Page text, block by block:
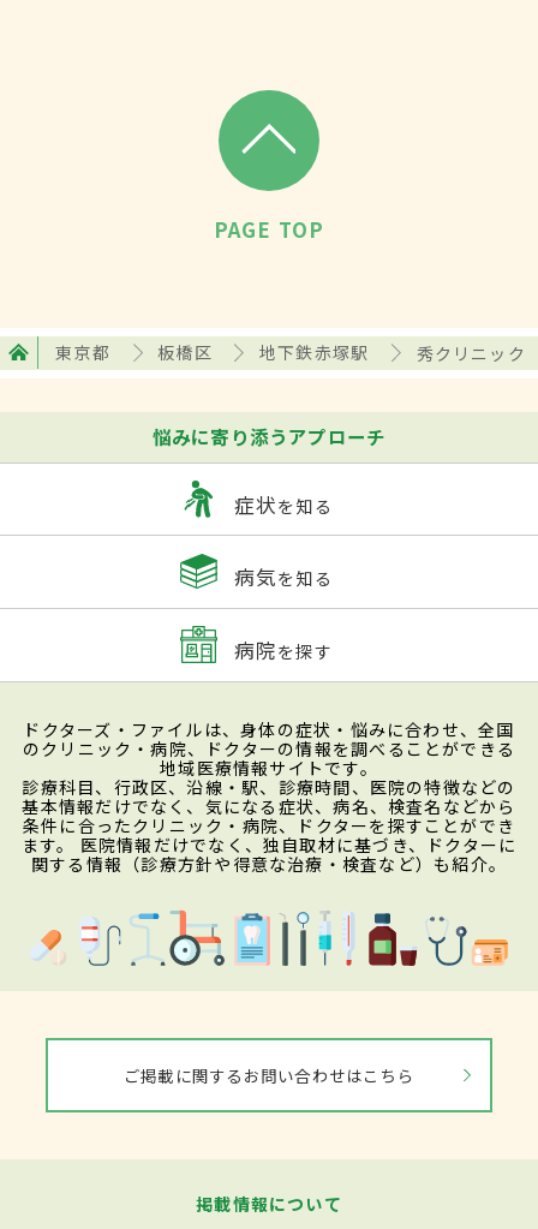
PAGE TOP
東京都 板橋区 地下鉄赤塚駅 秀クリニック
悩みに寄り添うアプローチ
症状を知る
病気を知る
病院を探す
ドクターズ・ファイルは、身体の症状・悩みに合わせ、全国
のクリニック・病院、ドクターの情報を調べることができる
地域医療情報サイトです。
診療科目、行政区、沿線・駅、診療時間、医院の特徴などの
基本情報だけでなく、気になる症状、病名、検査名などから
条件に合ったクリニック・病院、ドクターを探すことができ
ます。 医院情報だけでなく、独自取材に基づき、ドクターに
関する情報（診療方針や得意な治療・検査など）も紹介。
ご掲載に関するお問い合わせはこちら
掲載情報について